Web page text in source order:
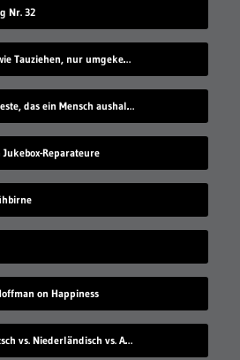
Nr. 32
Slime Tango ist wie Tauziehen, nur umgekehrt
Das Schmerzhafteste, das ein Mensch aushalten kann
Reparateure
on Happiness
Englisch vs. Deutsch vs. Niederländisch vs. Afrikaans